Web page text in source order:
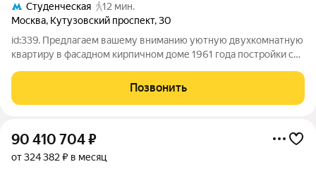
Студенческая
12 мин.
Москва, Кутузовский проспект,30
id:339. Предлагаем вашему вниманию уютную двухкомнатную
квартиру в фасадном кирпичном доме 1961 года постройки с
Победы, Поклонной горы,
Позвонить
90 410 704₽
от 324 382 ₽ в месяц